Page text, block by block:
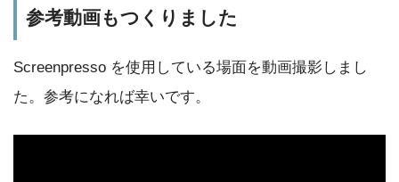
参考動画もつくりました
Screenpresso を使用している場面を動画撮影しまし
た。参考になれば幸いです。